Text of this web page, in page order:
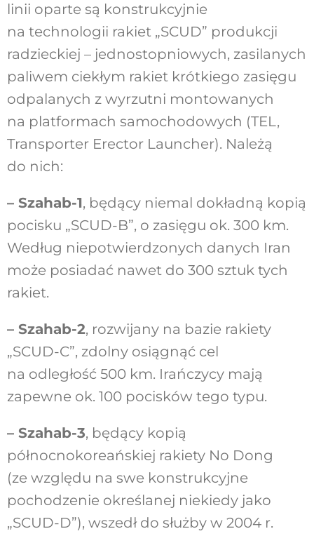
linii oparte są konstrukcyjnie
na technologii rakiet „SCUD” produkcji
radzieckiej – jednostopniowych, zasilanych
paliwem ciekłym rakiet krótkiego zasięgu
odpalanych z wyrzutni montowanych
na platformach samochodowych (TEL,
Transporter Erector Launcher). Należą
do nich:
– Szahab-1, będący niemal dokładną kopią
pocisku „SCUD-B”, o zasięgu ok. 300 km.
Według niepotwierdzonych danych Iran
może posiadać nawet do 300 sztuk tych
rakiet.
– Szahab-2, rozwijany na bazie rakiety
„SCUD-C”, zdolny osiągnąć cel
na odległość 500 km. Irańczycy mają
zapewne ok. 100 pocisków tego typu.
– Szahab-3, będący kopią
północnokoreańskiej rakiety No Dong
(ze względu na swe konstrukcyjne
pochodzenie określanej niekiedy jako
„SCUD-D”), wszedł do służby w 2004 r.